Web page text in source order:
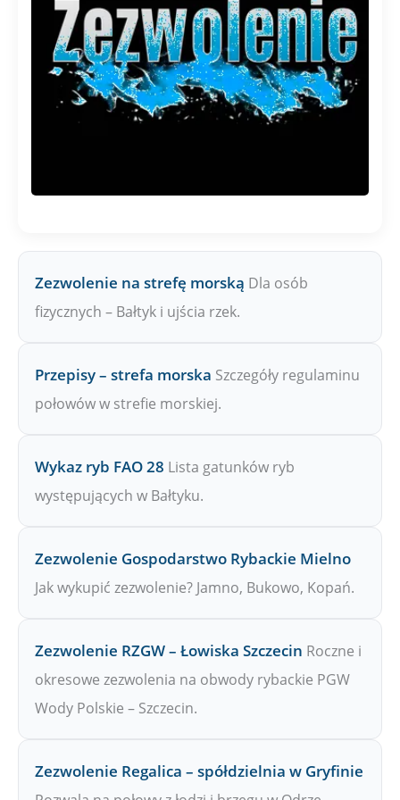
Zezwolenie na strefę morską Dla osób
fizycznych – Bałtyk i ujścia rzek.
Przepisy – strefa morska Szczegóły regulaminu
połowów w strefie morskiej.
Wykaz ryb FAO 28 Lista gatunków ryb
występujących w Bałtyku.
Zezwolenie Gospodarstwo Rybackie Mielno
Jak wykupić zezwolenie? Jamno, Bukowo, Kopań.
Zezwolenie RZGW – Łowiska Szczecin Roczne i
okresowe zezwolenia na obwody rybackie PGW
Wody Polskie – Szczecin.
Zezwolenie Regalica – spółdzielnia w Gryfinie